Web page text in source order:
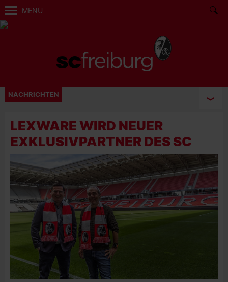
MENÜ
NACHRICHTEN
LEXWARE WIRD NEUER
EXKLUSIVPARTNER DES SC